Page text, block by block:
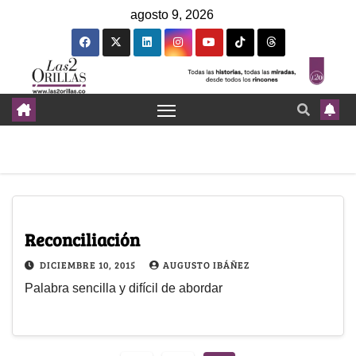
agosto 9, 2026
Reconciliación
DICIEMBRE 10, 2015 AUGUSTO IBÁÑEZ
Palabra sencilla y difícil de abordar